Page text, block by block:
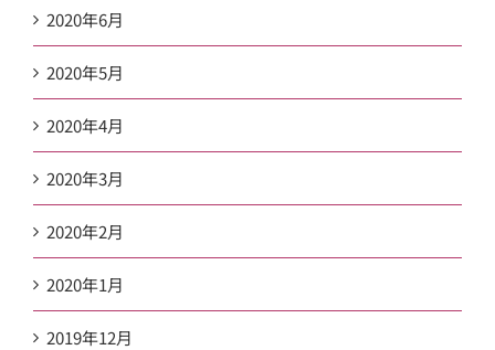
2020年6月
2020年5月
2020年4月
2020年3月
2020年2月
2020年1月
2019年12月